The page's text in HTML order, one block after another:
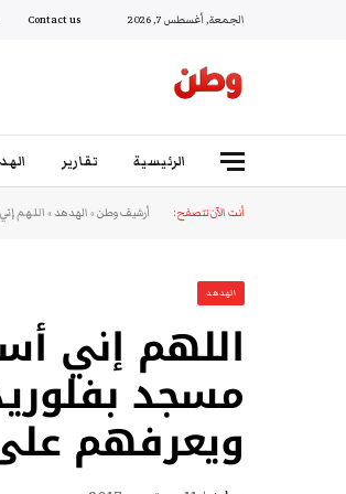
الجمعة, أغسطس 7, 2026 Contact us
الرئيسية تقارير
أنت الآن تتصفح: أرشيف وطن»الهدهد»اللهم
الهدهد
اللهم إني
مسجد
ويعرفهم